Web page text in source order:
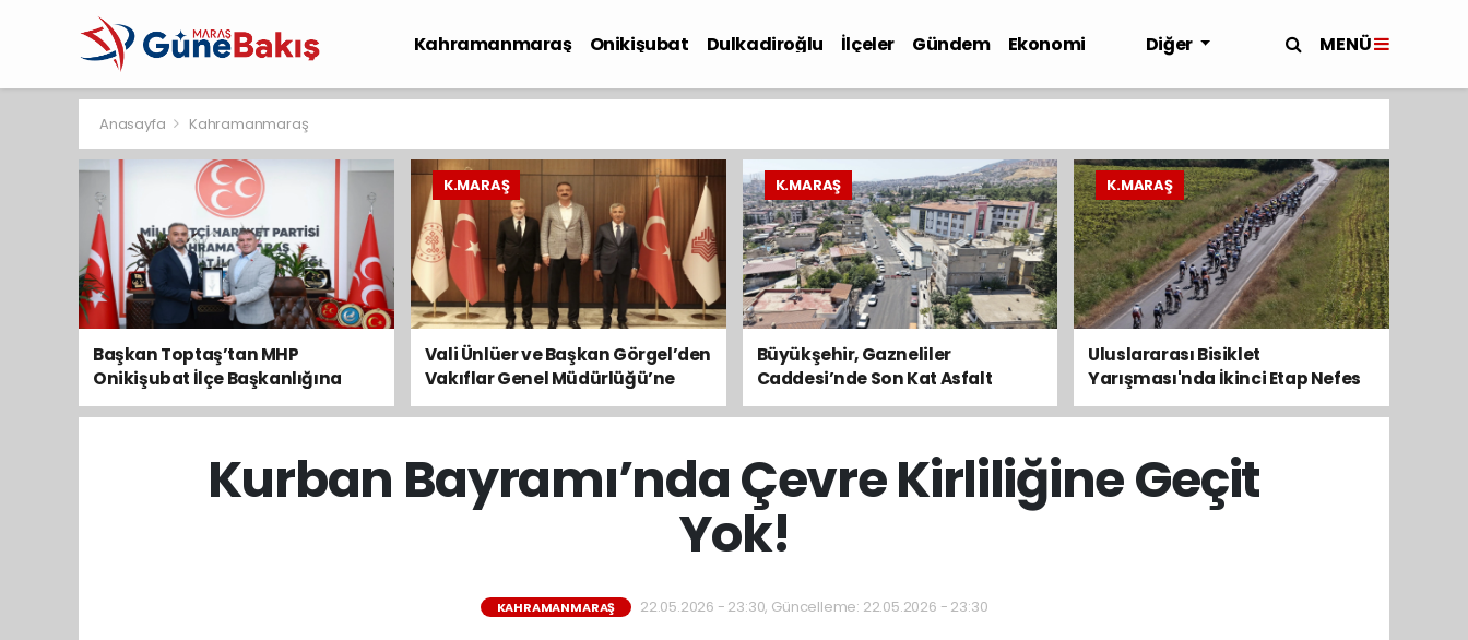
Kahramanmaraş Onikişubat Dulkadiroğlu İlçeler Gündem
Ekonomi
Diğer MENÜ
Anasayfa Kahramanmaraş
Başkan Toptaş’tan MHP
Onikişubat İlçe Başkanlığına
Hayırlı Olsun Ziyareti
K.MARAŞ
Vali Ünlüer ve Başkan Görgel’den
Vakıflar Genel Müdürlüğü’ne
ziyaret
K.MARAŞ
Büyükşehir, Gazneliler
Caddesi’nde Son Kat Asfalt
Serimini Sürdürüyor
K.MARAŞ
Uluslararası Bisiklet
Yarışması'nda İkinci Etap Nefes
Kesti
Kurban Bayramı’nda Çevre Kirliliğine Geçit
Yok!
KAHRAMANMARAŞ 22.05.2026 - 23:30, Güncelleme: 22.05.2026 - 23:30